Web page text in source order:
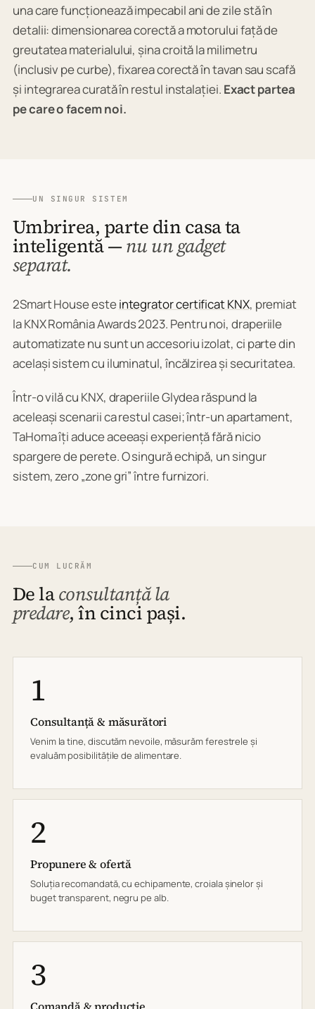
una care funcționează impecabil ani de zile stă în
detalii: dimensionarea corectă a motorului față de
greutatea materialului, șina croită la milimetru
(inclusiv pe curbe), fixarea corectă în tavan sau scafă
și integrarea curată în restul instalației. Exact partea
pe care o facem noi.
UN SINGUR SISTEM
Umbrirea, parte din casa ta
inteligentă —nu un gadget
separat.
2Smart House esteintegrator certificat KNX, premiat
la KNX România Awards 2023. Pentru noi, draperiile
automatizate nu sunt un accesoriu izolat, ci parte din
același sistem cu iluminatul, încălzirea și securitatea.
Într-o vilă cu KNX, draperiile Glydea răspund la
aceleași scenarii ca restul casei; într-un apartament,
TaHoma îți aduce aceeași experiență fără nicio
spargere de perete. O singură echipă, un singur
sistem, zero „zone gri” între furnizori.
CUM LUCRĂM
De laconsultanță la
predare, în cinci pași.
1
Consultanță & măsurători
Venim la tine, discutăm nevoile, măsurăm ferestrele și
evaluăm posibilitățile de alimentare.
2
Propunere & ofertă
Soluția recomandată, cu echipamente, croiala șinelor și
buget transparent, negru pe alb.
3